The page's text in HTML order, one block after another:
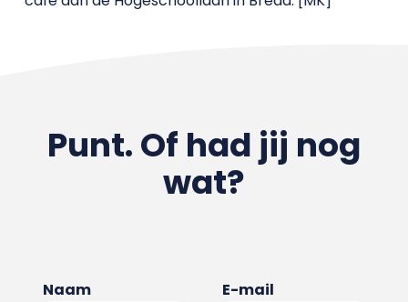
Punt. Of had jij nog
wat?
Naam E-mail